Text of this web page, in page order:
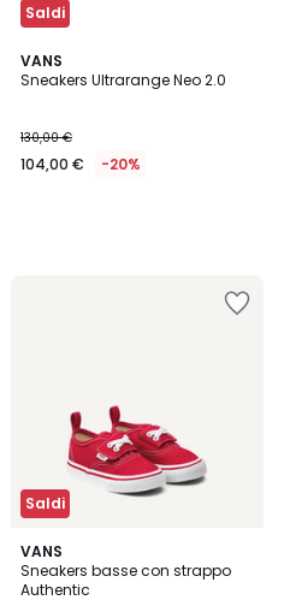
Saldi
VANS
Sneakers Ultrarange Neo 2.0
130,00 €
104,00 € -20%
Saldi
VANS
Sneakers basse con strappo
Authentic